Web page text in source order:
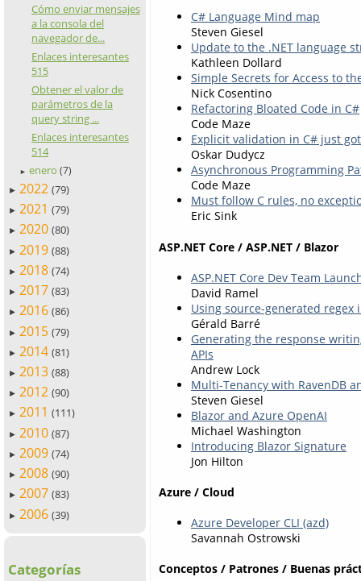
Cómo enviar mensajes
a la consola del
navegador de...
Enlaces interesantes
515
Obtener el valor de
parámetros de la
query string ...
Enlaces interesantes
514
► enero (7)
► 2022 (79)
► 2021 (79)
► 2020 (80)
► 2019 (88)
► 2018 (74)
► 2017 (83)
► 2016 (86)
► 2015 (79)
► 2014 (81)
► 2013 (88)
► 2012 (90)
► 2011 (111)
► 2010 (87)
► 2009 (74)
► 2008 (90)
► 2007 (83)
► 2006 (39)
Categorías
C# Language Mind map
Steven Giesel
Update to the .NET language
Kathleen Dollard
Simple Secrets for Access to
Nick Cosentino
Refactoring Bloated Code in C#
Code Maze
Explicit validation in C# just
Oskar Dudycz
Asynchronous Programming
Code Maze
Must follow C rules, no
Eric Sink
ASP.NET Core / ASP.NET / Blazor
ASP.NET Core Dev Team
David Ramel
Using source-generated regex
Gérald Barré
Generating the response
APIs
Andrew Lock
Multi-Tenancy with RavenDB
Steven Giesel
Blazor and Azure OpenAI
Michael Washington
Introducing Blazor Signature
Jon Hilton
Azure / Cloud
Azure Developer CLI (azd)
Savannah Ostrowski
Conceptos / Patrones / Buenas